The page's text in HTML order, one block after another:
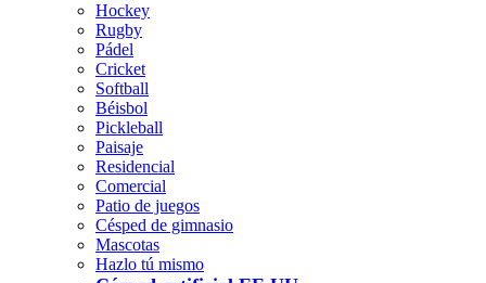
Hockey
Rugby
Pádel
Cricket
Softball
Béisbol
Pickleball
Paisaje
Residencial
Comercial
Patio de juegos
Césped de gimnasio
Mascotas
Hazlo tú mismo